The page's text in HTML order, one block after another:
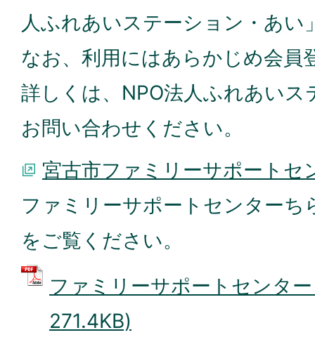
人ふれあいステーション・あい
なお、利用にはあらかじめ会員
詳しくは、NPO法人ふれあいス
お問い合わせください。
宮古市ファミリーサポートセ
ファミリーサポートセンターち
をご覧ください。
ファミリーサポートセンタ
271.4KB)